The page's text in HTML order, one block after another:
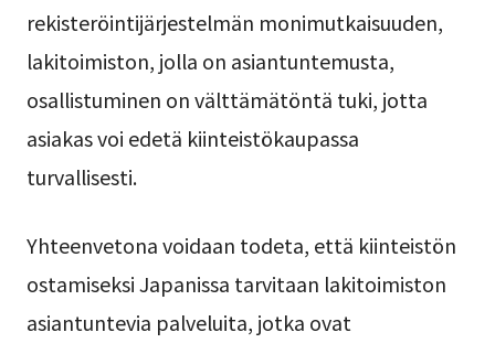
rekisteröintijärjestelmän monimutkaisuuden,
lakitoimiston, jolla on asiantuntemusta,
osallistuminen on välttämätöntä tuki, jotta
asiakas voi edetä kiinteistökaupassa
turvallisesti.
Yhteenvetona voidaan todeta, että kiinteistön
ostamiseksi Japanissa tarvitaan lakitoimiston
asiantuntevia palveluita, jotka ovat